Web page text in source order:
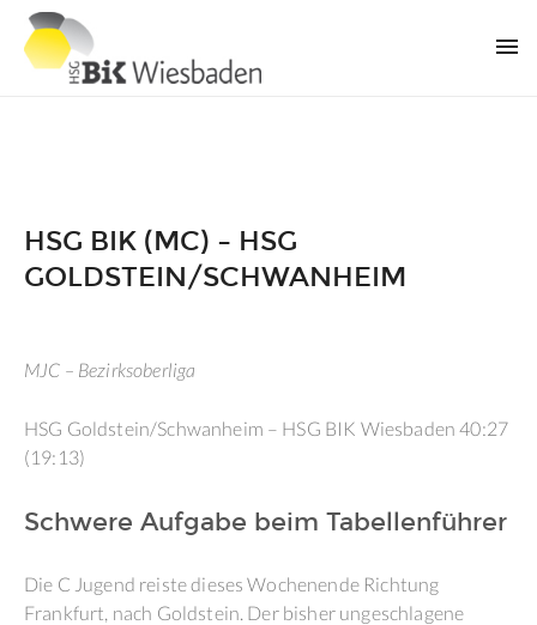
HSG BIK (MC) – HSG
GOLDSTEIN/SCHWANHEIM
MJC – Bezirksoberliga
HSG Goldstein/Schwanheim – HSG BIK Wiesbaden 40:27
(19:13)
Schwere Aufgabe beim Tabellenführer
Die C Jugend reiste dieses Wochenende Richtung
Frankfurt, nach Goldstein. Der bisher ungeschlagene